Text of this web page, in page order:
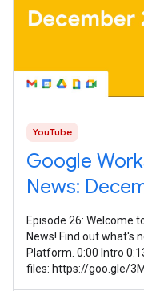
YouTube
Google
News:
Episode 26: Welcome
News! Find out what's
Platform. 0:00 Intro
files: https://goo.gle/